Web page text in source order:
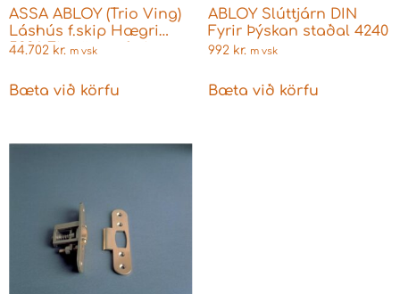
ASSA ABLOY (Trio Ving)
Láshús f.skip Hægri
5336 Eingöngu fyrir
44.702 kr. m vsk
Bæta við körfu
ABLOY Slúttjárn DIN
Fyrir Þýskan staðal 4240
992 kr. m vsk
Bæta við körfu